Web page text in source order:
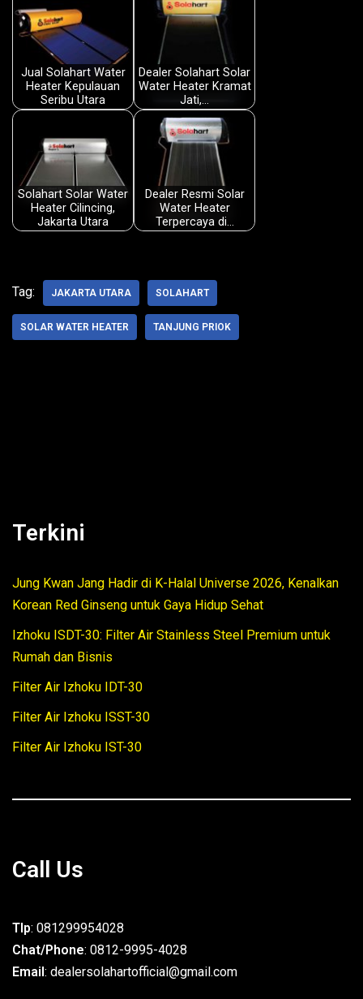
e
b
o
o
t
s
A
p
e
d
e
d
s
r
Jual Solahart Water
Heater Kepulauan
Seribu Utara
Dealer Solahart Solar
Water Heater Kramat
Jati,…
Solahart Solar Water
Heater Cilincing,
Jakarta Utara
Dealer Resmi Solar
Water Heater
Terpercaya di…
Tag: JAKARTA UTARA SOLAHART
SOLAR WATER HEATER TANJUNG PRIOK
Terkini
Jung Kwan Jang Hadir di K-Halal Universe 2026, Kenalkan
Korean Red Ginseng untuk Gaya Hidup Sehat
Izhoku ISDT-30: Filter Air Stainless Steel Premium untuk
Rumah dan Bisnis
Filter Air Izhoku IDT-30
Filter Air Izhoku ISST-30
Filter Air Izhoku IST-30
Call Us
Tlp: 081299954028
Chat/Phone: 0812-9995-4028
Email: dealersolahartofficial@gmail.com